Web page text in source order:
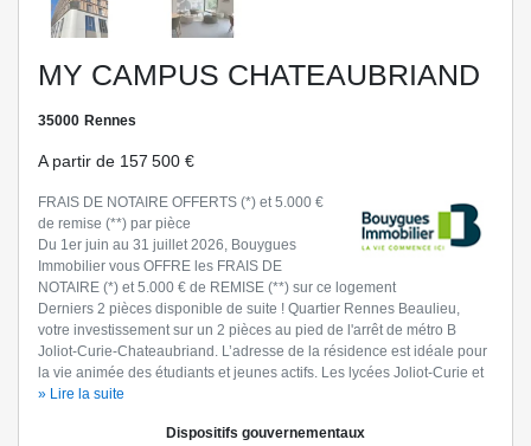
MY CAMPUS CHATEAUBRIAND
35000 Rennes
A partir de 157 500 €
FRAIS DE NOTAIRE OFFERTS (*) et 5.000 €
de remise (**) par pièce
Du 1er juin au 31 juillet 2026, Bouygues
Immobilier vous OFFRE les FRAIS DE
NOTAIRE (*) et 5.000 € de REMISE (**) sur ce logement
Derniers 2 pièces disponible de suite ! Quartier Rennes Beaulieu,
votre investissement sur un 2 pièces au pied de l'arrêt de métro B
Joliot-Curie-Chateaubriand. L’adresse de la résidence est idéale pour
la vie animée des étudiants et jeunes actifs. Les lycées Joliot-Curie et
Chateaubriand bordent le projet au Nord et au Sud tandis que le
du quotidien sont aisément accessibles avec notamment le Super U à
» Lire la suite
Dispositifs gouvernementaux